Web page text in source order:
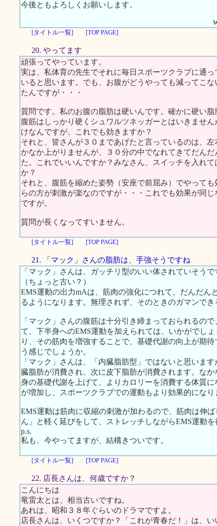
今後ともよろしくお願いします。
[タイトル一覧]
[TOP PAGE]
20. やってます
頑張ってやっています。
実は、私体育の先生でそれに毎日スポーツクラブに通
いると思います。でも、お腹がどうやっても減ってこ
たんですが・・・
質問です。私のお腹の脂肪は硬いんです。確かに硬い
腹筋はしっかり硬くシュワルツネッガーとはいきませ
けなんですが、これでも効きますか？
それと、皆さんが３０まであげたと言っているのは、
かなか上がりませんが、３０分の中でなれてきてだん
た。これでいいんですか？みなさん、スイッチを入れ
か？
それと、腹筋を縮めた姿勢（安座で前屈み）でやって
らの方が刺激が楽なのですが・・・これでも効果が同
ですが。
質問が長くなってすいません。
[タイトル一覧] [TOP PAGE]
21. 「マック」さんの脂肪は、手強そうですね
「マック」さんは、ガッチリ型のいい体されていそう
（ちょっと古い？）
EMS運動の出力mAは、筋肉の強化につれて、だんだん
るようになります。無理されず、そのときのガマンで
「マック」さんの腹筋は十分引き締まっておられるの
て、下半身へのEMS運動を加えられては、いかがでし
り、その筋肉を増強することで、基礎代謝の向上が期
う感じでしょうか。
「マック」さんは、「内臓脂肪型」ではないと思いま
臓脂肪が消費され、次に皮下脂肪が消費されます。な
身の基礎代謝を上げて、よりカロリーを消費する体質
が増加し、スポーツクラブでの運動もより効果的になり
EMS運動は筋肉に収縮の刺激が加わるので、筋肉は伸
ん」と軽く延びをして、ストレッチしながらEMS運動
p.s.
私も、今やってますが、結構きついです。
[タイトル一覧] [TOP PAGE]
22. 店長さんは、何歳ですか？
こんにちは
竜雷太とは、相当古いですね。
あれは、昭和３８年ぐらいのドラマですよ。
店長さんは、いくつですか？「これが青春だ！」は、